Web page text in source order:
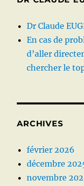
Dr Claude
En cas de
d’aller
chercher le
ARCHIVES
février 2026
décembre
novembre